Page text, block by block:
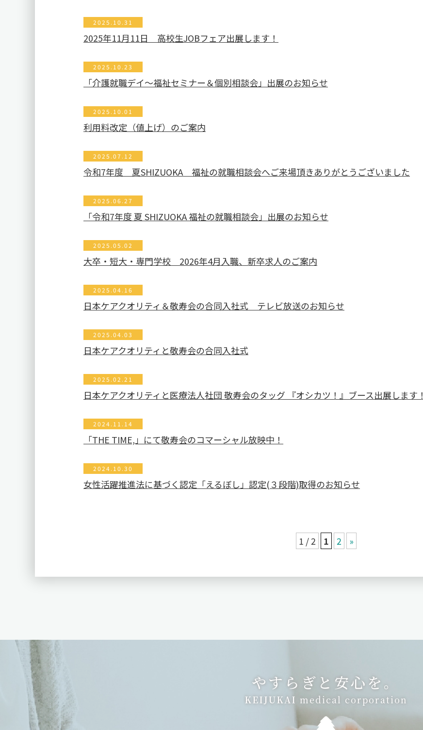
2025.10.31
2025年11月11日 高校生JOBフェア出展します！
2025.10.23
「介護就職デイ～福祉セミナー＆個別相談会」出展のお知らせ
2025.10.01
利用料改定（値上げ）のご案内
2025.07.12
令和7年度 夏SHIZUOKA 福祉の就職相談会へご来場頂きありがとうございました
2025.06.27
「令和7年度 夏 SHIZUOKA 福祉の就職相談会」出展のお知らせ
2025.05.02
大卒・短大・専門学校 2026年4月入職、新卒求人のご案内
2025.04.16
日本ケアクオリティ＆敬寿会の合同入社式 テレビ放送のお知らせ
2025.04.03
日本ケアクオリティと敬寿会の合同入社式
2025.02.21
日本ケアクオリティと医療法人社団 敬寿会のタッグ 『オシカツ！』ブース出展します！
2024.11.14
「THE TIME,」にて敬寿会のコマーシャル放映中！
2024.10.30
女性活躍推進法に基づく認定「えるぼし」認定(３段階)取得のお知らせ
1 / 2 1 2 »
やすらぎと安心を。
KEIJUKAI medical corporation